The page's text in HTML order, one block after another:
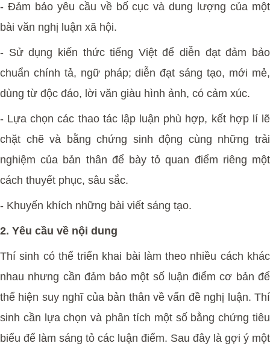
- Đảm bảo yêu cầu về bố cục và dung lượng của một
bài văn nghị luận xã hội.
- Sử dụng kiến thức tiếng Việt để diễn đạt đảm bảo
chuẩn chính tả, ngữ pháp; diễn đạt sáng tạo, mới mẻ,
dùng từ độc đáo, lời văn giàu hình ảnh, có cảm xúc.
- Lựa chọn các thao tác lập luận phù hợp, kết hợp lí lẽ
chặt chẽ và bằng chứng sinh động cùng những trải
nghiệm của bản thân để bày tỏ quan điểm riêng một
cách thuyết phục, sâu sắc.
- Khuyến khích những bài viết sáng tạo.
2. Yêu cầu về nội dung
Thí sinh có thể triển khai bài làm theo nhiều cách khác
nhau nhưng cần đảm bảo một số luận điểm cơ bản để
thể hiện suy nghĩ của bản thân về vấn đề nghị luận. Thí
sinh cần lựa chọn và phân tích một số bằng chứng tiêu
biểu để làm sáng tỏ các luận điểm. Sau đây là gợi ý một